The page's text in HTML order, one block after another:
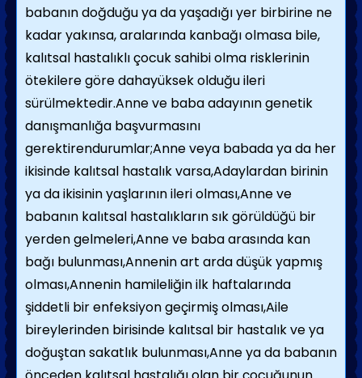
babanın doğduğu ya da yaşadığı yer birbirine ne
kadar yakınsa, aralarında kanbağı olmasa bile,
kalıtsal hastalıklı çocuk sahibi olma risklerinin
ötekilere göre dahayüksek olduğu ileri
sürülmektedir.Anne ve baba adayının genetik
danışmanlığa başvurmasını
gerektirendurumlar;Anne veya babada ya da her
ikisinde kalıtsal hastalık varsa,Adaylardan birinin
ya da ikisinin yaşlarının ileri olması,Anne ve
babanın kalıtsal hastalıkların sık görüldüğü bir
yerden gelmeleri,Anne ve baba arasında kan
bağı bulunması,Annenin art arda düşük yapmış
olması,Annenin hamileliğin ilk haftalarında
şiddetli bir enfeksiyon geçirmiş olması,Aile
bireylerinden birisinde kalıtsal bir hastalık ve ya
doğuştan sakatlık bulunması,Anne ya da babanın